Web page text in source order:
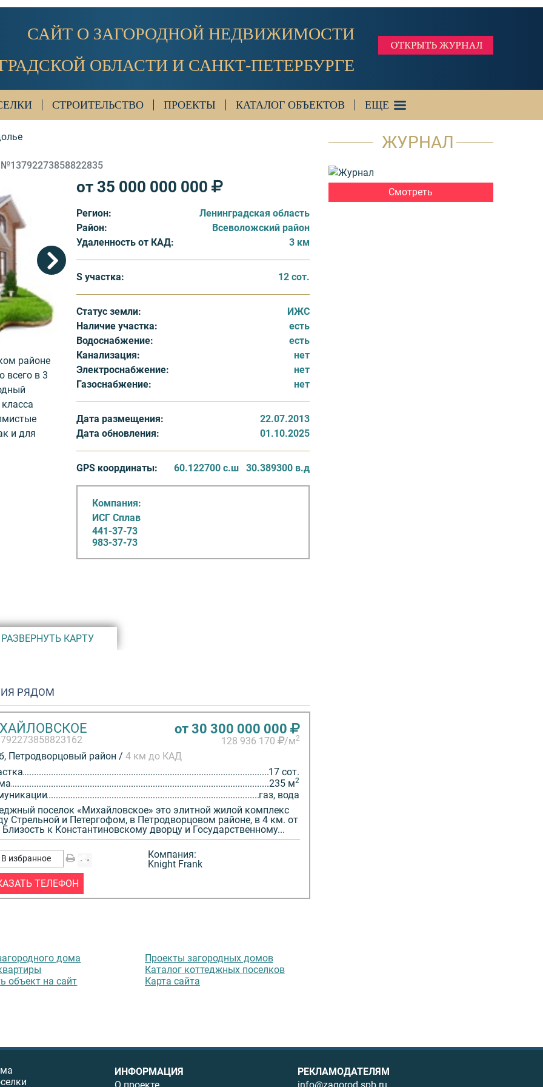
САЙТ О ЗАГОРОДНОЙ НЕДВИЖИМОСТИ
ОБЛАСТИ И САНКТ-ПЕТЕРБУРГЕ
СТРОИТЕЛЬСТВО ПРОЕКТЫ КАТАЛОГ ОБЪЕКТОВ ЕЩЕ
№13792273858822835
районе
всего в 3
и для
Санкт-
для
лет. В
Для
из
сеть
и
в себя
корт,
животных,
находится
от
комплекс
от 35 000 000 000
Регион:
Ленинградская область
Район:
Всеволожский район
Удаленность от КАД:
3 км
S участка: 12 сот.
Статус земли:
ИЖС
Наличие участка:
есть
Водоснабжение:
есть
Канализация:
нет
Электроснабжение:
нет
Газоснабжение:
нет
Дата размещения:
22.07.2013
Дата обновления:
01.10.2025
GPS координаты: 60.122700 с.ш 30.389300 в.д
Компания:
ИСГ Сплав
441-37-73
983-37-73
РАЗВЕРНУТЬ КАРТУ
РЯДОМ
от 30 300 000 000
128 936 170 /м2
Петродворцовый район / 4 км до КАД
17 сот.
235 м2
газ, вода
поселок «Михайловское» это элитной жилой комплекс
Стрельной и Петергофом, в Петродворцовом районе, в 4 км. от
к Константиновскому дворцу и Государственному...
В избранное
Компания:
Knight Frank
ТЕЛЕФОН
дома
объект на сайт
Проекты загородных домов
Каталог коттеджных поселков
Карта сайта
ЖУРНАЛ
Смотреть
ИНФОРМАЦИЯ
РЕКЛАМОДАТЕЛЯМ